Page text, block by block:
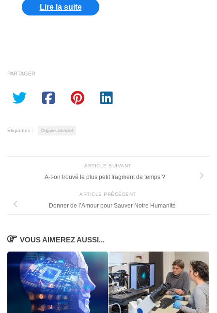
Lire la suite
PARTAGER
Étiquettes : Organe artificiel
ARTICLE SUIVANT
A-t-on trouvé le plus petit fragment de temps ?
ARTICLE PRÉCÉDENT
Donner de l’Amour pour Sauver Notre Humanité
VOUS AIMEREZ AUSSI...